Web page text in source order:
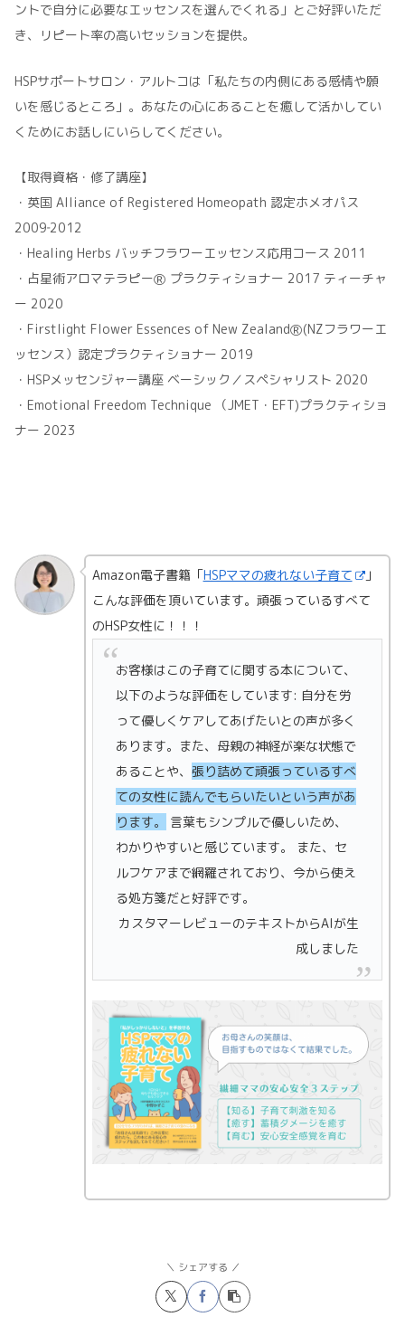
ントで自分に必要なエッセンスを選んでくれる」とご好評いただ
き、リピート率の高いセッションを提供。
HSPサポートサロン・アルトコは「私たちの内側にある感情や願
いを感じるところ」。あなたの心にあることを癒して活かしてい
くためにお話しにいらしてください。
【取得資格・修了講座】
・英国 Alliance of Registered Homeopath 認定ホメオパス
2009‐2012
・Healing Herbs バッチフラワーエッセンス応用コース 2011
・占星術アロマテラピーⓇ プラクティショナー 2017 ティーチャ
ー 2020
・Firstlight Flower Essences of New ZealandⓇ(NZフラワーエ
ッセンス）認定プラクティショナー 2019
・HSPメッセンジャー講座 ベーシック／スペシャリスト 2020
・Emotional Freedom Technique （JMET・EFT)プラクティショ
ナー 2023
Amazon電子書籍「HSPママの疲れない子育て
」
こんな評価を頂いています。頑張っているすべて
のHSP女性に！！！
お客様はこの子育てに関する本について、
以下のような評価をしています: 自分を労
って優しくケアしてあげたいとの声が多く
あります。また、母親の神経が楽な状態で
あることや、 張り詰めて頑張っているすべ
ての女性に読んでもらいたいという声があ
ります。
言葉もシンプルで優しいため、
わかりやすいと感じています。 また、セ
ルフケアまで網羅されており、今から使え
る処方箋だと好評です。
カスタマーレビューのテキストからAIが生
成しました
シェアする